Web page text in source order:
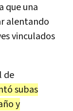
que una
alentando
vinculados
de
subas
y